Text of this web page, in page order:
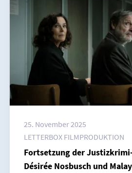
25. November 2025
LETTERBOX FILMPRODUKTION
Fortsetzung der
Désirée Nosbusch und